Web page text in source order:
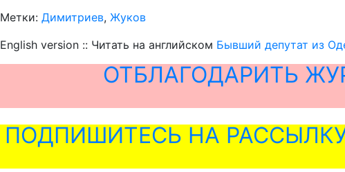
Метки: Димитриев, Жуков
English version :: Читать на английском Бывший депутат из
ОТБЛАГОДАРИТЬ
ПОДПИШИТЕСЬ НА